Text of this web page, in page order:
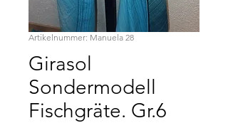
Artikelnummer: Manuela 28
Girasol
Sondermodell
Fischgräte. Gr.6